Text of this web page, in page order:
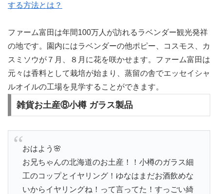
する方法とは？
ファーム富田は年間100万人が訪れるラベンダー観光発祥
の地です。園内にはラベンダーの他ポピー、コスモス、カ
スミソウが７月、８月に花を咲かせます。ファーム富田は
元々は香料として栽培が始まり、蒸留の舎でエッセイシャ
ルオイルの工場を見学することができます。
雑貨お土産⑧小樽 ガラス製品
おはよう🌸
お兄ちゃんの北海道のお土産！！小樽のガラス細
工のコップとイヤリング！ゆなはまだお酒飲めな
いからイヤリングね！って言ってた！すっごい綺